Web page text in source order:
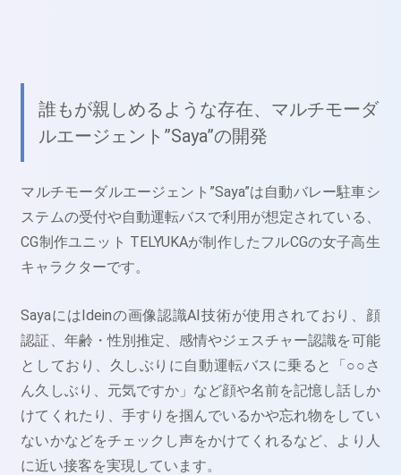
誰もが親しめるような存在、マルチモーダ
ルエージェント”Saya”の開発
マルチモーダルエージェント”Saya”は自動バレー駐車シ
ステムの受付や自動運転バスで利用が想定されている、
CG制作ユニット TELYUKAが制作したフルCGの女子高生
キャラクターです。
SayaにはIdeinの画像認識AI技術が使用されており、顔
認証、年齢・性別推定、感情やジェスチャー認識を可能
としており、久しぶりに自動運転バスに乗ると「○○さ
ん久しぶり、元気ですか」など顔や名前を記憶し話しか
けてくれたり、手すりを掴んでいるかや忘れ物をしてい
ないかなどをチェックし声をかけてくれるなど、より人
に近い接客を実現しています。